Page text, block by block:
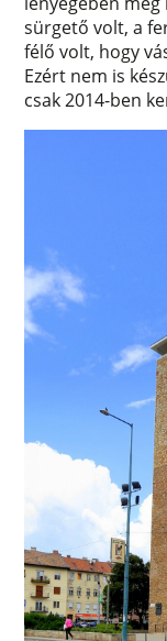
sürgető volt, a
félő volt, hogy
Ezért nem is
csak 2014-ben